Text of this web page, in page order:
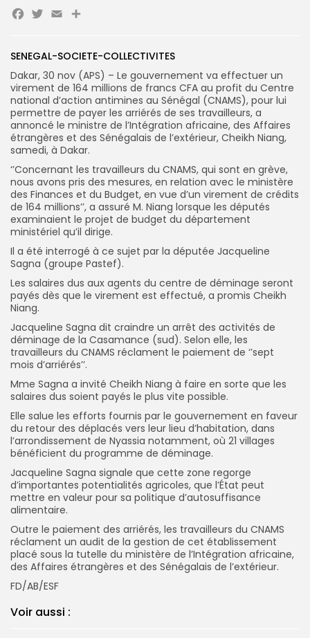
Search
for:
FR
SENEGAL-SOCIETE-COLLECTIVITES
Dakar, 30 nov (APS) – Le gouvernement va effectuer un
virement de 164 millions de francs CFA au profit du Centre
national d’action antimines au Sénégal (CNAMS), pour lui
permettre de payer les arriérés de ses travailleurs, a
annoncé le ministre de l’Intégration africaine, des Affaires
étrangères et des Sénégalais de l’extérieur, Cheikh Niang,
samedi, à Dakar.
‘’Concernant les travailleurs du CNAMS, qui sont en grève,
nous avons pris des mesures, en relation avec le ministère
des Finances et du Budget, en vue d’un virement de crédits
de 164 millions’’, a assuré M. Niang lorsque les députés
examinaient le projet de budget du département
ministériel qu’il dirige.
Il a été interrogé à ce sujet par la députée Jacqueline
Sagna (groupe Pastef).
Les salaires dus aux agents du centre de déminage seront
payés dès que le virement est effectué, a promis Cheikh
Niang.
Jacqueline Sagna dit craindre un arrêt des activités de
déminage de la Casamance (sud). Selon elle, les
travailleurs du CNAMS réclament le paiement de ‘’sept
mois d’arriérés’’.
Mme Sagna a invité Cheikh Niang à faire en sorte que les
salaires dus soient payés le plus vite possible.
Elle salue les efforts fournis par le gouvernement en faveur
du retour des déplacés vers leur lieu d’habitation, dans
l’arrondissement de Nyassia notamment, où 21 villages
bénéficient du programme de déminage.
Jacqueline Sagna signale que cette zone regorge
d’importantes potentialités agricoles, que l’État peut
mettre en valeur pour sa politique d’autosuffisance
alimentaire.
Outre le paiement des arriérés, les travailleurs du CNAMS
réclament un audit de la gestion de cet établissement
placé sous la tutelle du ministère de l’Intégration africaine,
des Affaires étrangères et des Sénégalais de l’extérieur.
FD/AB/ESF
Voir aussi :
Facebook
Twitter
EmailPartager